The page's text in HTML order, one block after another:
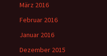
März 2016
Februar 2016
Januar 2016
Dezember 2015